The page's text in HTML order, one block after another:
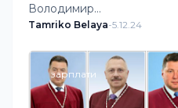
Володимир…
Tamriko Belaya-5.12.24
зарплати